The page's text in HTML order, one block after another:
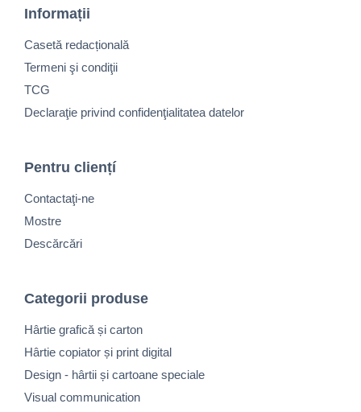
Informații
Casetă redacțională
Termeni şi condiţii
TCG
Declaraţie privind confidenţialitatea datelor
Pentru cliențí
Contactaţi-ne
Mostre
Descărcări
Categorii produse
Hârtie grafică și carton
Hârtie copiator și print digital
Design - hârtii și cartoane speciale
Visual communication